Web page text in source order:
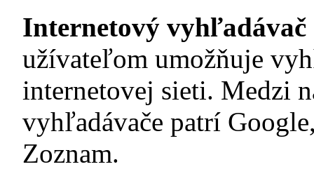
Internetový vyhľadávač
užívateľom umožňuje
internetovej sieti. Medzi
vyhľadávače patrí
Zoznam.